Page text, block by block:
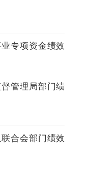
专项资金绩效
管理局部门绩
合会部门绩效